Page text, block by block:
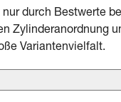
durch Bestwerte
Zylinderanordnung
Variantenvielfalt.